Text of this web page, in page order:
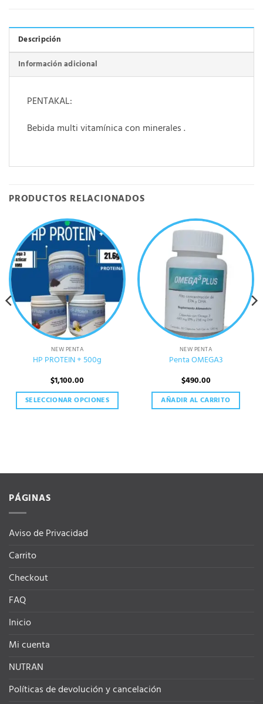
Descripción
Información adicional
PENTAKAL:
Bebida multi vitamínica con minerales .
PRODUCTOS RELACIONADOS
NEW PENTA
HP PROTEIN + 500g
$1,100.00
SELECCIONAR OPCIONES
Las
en
NEW PENTA
Penta OMEGA3
$490.00
AÑADIR AL CARRITO
PÁGINAS
Aviso de Privacidad
Carrito
Checkout
FAQ
Inicio
Mi cuenta
NUTRAN
Políticas de devolución y cancelación